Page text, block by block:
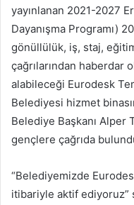
yayınlanan 2021-2027
Dayanışma Programı)
gönüllülük, iş, staj,
çağrılarından haberdar
alabileceği Eurodesk
Belediyesi hizmet
Belediye Başkanı Alper
gençlere çağrıda
“Belediyemizde
itibariyle aktif ediyoruz”